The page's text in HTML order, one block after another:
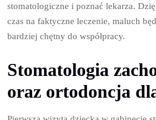
stomatologiczne i poznać lekarza.
czas na faktyczne leczenie, maluch
bardziej chętny do współpracy.
Stomatologia
oraz ortodoncja